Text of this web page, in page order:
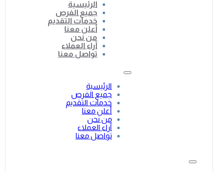
الرئيسية
جميع الفرص
خدمات التقديم
أعلن معنا
من نحن
آراء العملاء
تواصل معنا
الرئيسية
جميع الفرص
خدمات التقديم
أعلن معنا
من نحن
آراء العملاء
تواصل معنا